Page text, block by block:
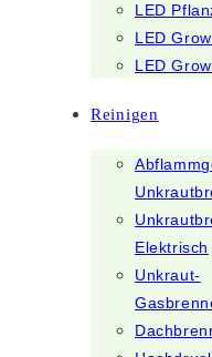
LED
LED
LED
Reinigen
Elektrisch
Unkraut-